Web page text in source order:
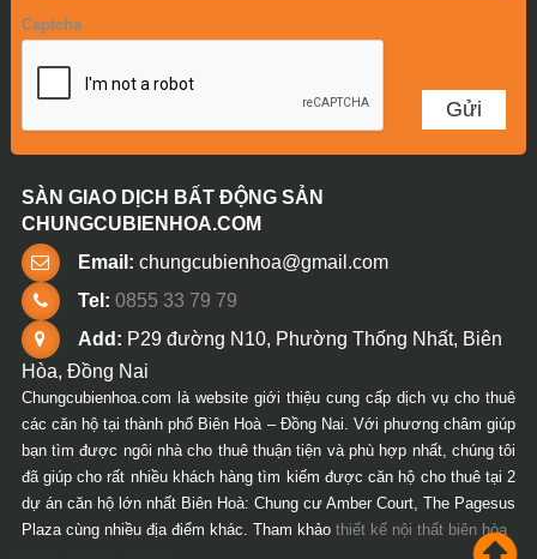
Captcha
SÀN GIAO DỊCH BẤT ĐỘNG SẢN
CHUNGCUBIENHOA.COM
Email: chungcubienhoa@gmail.com
Tel: 0855 33 79 79
Add: P29 đường N10, Phường Thống Nhất, Biên
Hòa, Đồng Nai
Chungcubienhoa.com là website giới thiệu cung cấp dịch vụ cho thuê
các căn hộ tại thành phố Biên Hoà – Đồng Nai. Với phương châm giúp
bạn tìm được ngôi nhà cho thuê thuận tiện và phù hợp nhất, chúng tôi
đã giúp cho rất nhiều khách hàng tìm kiếm được căn hộ cho thuê tại 2
dự án căn hộ lớn nhất Biên Hoà: Chung cư Amber Court, The Pagesus
Plaza cùng nhiều địa điểm khác. Tham khảo thiết kế nội thất biên hòa